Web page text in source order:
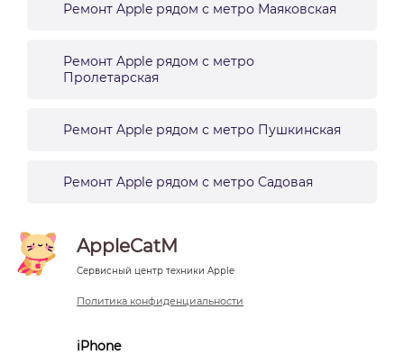
Ремонт Apple рядом с метро Маяковская
Ремонт Apple рядом с метро
Пролетарская
Ремонт Apple рядом с метро Пушкинская
Ремонт Apple рядом с метро Садовая
AppleCatM
Сервисный центр техники Apple
Политика конфиденциальности
iPhone